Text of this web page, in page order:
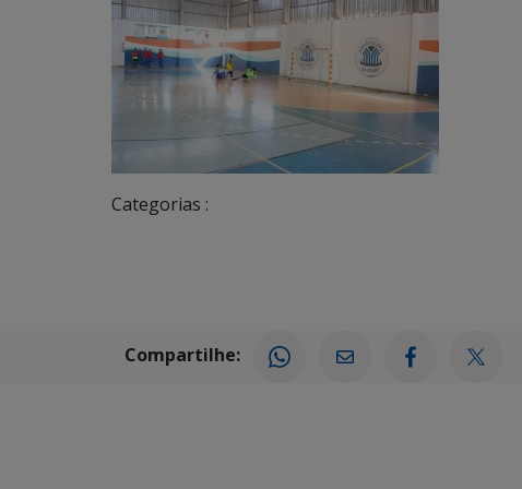
Categorias :
Compartilhe: